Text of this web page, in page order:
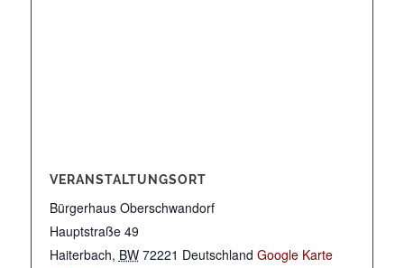
VERANSTALTUNGSORT
Bürgerhaus Oberschwandorf
Hauptstraße 49
Haiterbach, BW 72221 Deutschland Google Karte